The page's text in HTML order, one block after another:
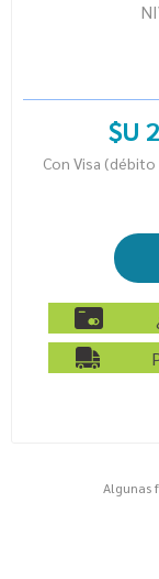
$U
Con Visa
Algunas